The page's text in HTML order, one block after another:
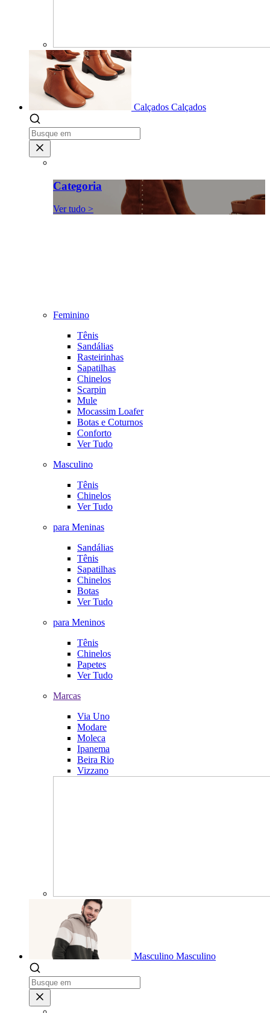
Calçados Calçados
Categoria
Ver tudo >
Feminino
Tênis
Sandálias
Rasteirinhas
Sapatilhas
Chinelos
Scarpin
Mule
Mocassim Loafer
Botas e Coturnos
Conforto
Ver Tudo
Masculino
Tênis
Chinelos
Ver Tudo
para Meninas
Sandálias
Tênis
Sapatilhas
Chinelos
Botas
Ver Tudo
para Meninos
Tênis
Chinelos
Papetes
Ver Tudo
Marcas
Via Uno
Modare
Moleca
Ipanema
Beira Rio
Vizzano
Masculino Masculino